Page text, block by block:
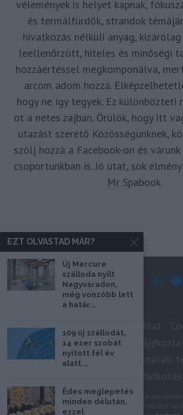
vélemények is helyet kapnak,
és termálfürdők, strandok
hivatkozás nélküli anyag,
leellenőrzött, hiteles és minőségi
hozzáértéssel megkomponálva,
arcom adom hozzá.
hogy ne így tegyek. Ez különbözteti
ot a netes zajban. Örülök, hogy itt
utazást szerető Közösségünknek,
szólj hozzá a Facebook-on és
csoportunkban is. Jó utat, sok
Mr Spabook
Impresszum
Adatkezelési
Szerzői jogok, felhasználási
@2020 - Minden jog fenntartva. A Spabook.net
felhasználásához, újraközléséhez a szerző írásbeli
EZT OLVASTAD MÁR?
Új Mercure
szálloda nyílt
Nagyváradon,
még vonzóbb lett
a határ...
109 új szállodát,
14 ezer szobát
nyitott fél év
alatt...
Édes meglepetés
minden délután,
ezzel